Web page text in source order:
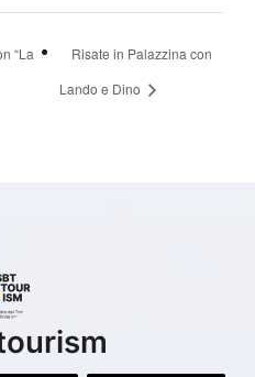
“La
Risate in Palazzina con
Lando e Dino